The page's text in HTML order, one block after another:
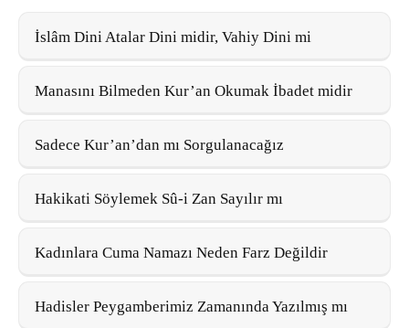
İslâm Dini Atalar Dini midir, Vahiy Dini mi
Manasını Bilmeden Kur’an Okumak İbadet midir
Sadece Kur’an’dan mı Sorgulanacağız
Hakikati Söylemek Sû-i Zan Sayılır mı
Kadınlara Cuma Namazı Neden Farz Değildir
Hadisler Peygamberimiz Zamanında Yazılmış mı